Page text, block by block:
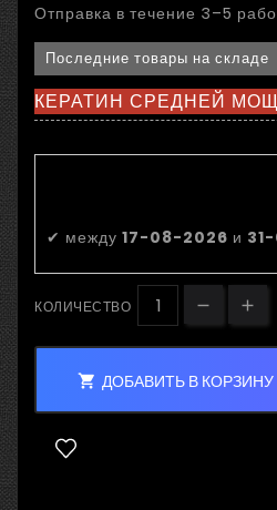
Отправка в течение 3–5
Последние товары на складе
КЕРАТИН СРЕДНЕЙ
✔ между 17-08-2026 и
КОЛИЧЕСТВО
 ДОБАВИТЬ В КОРЗИНУ